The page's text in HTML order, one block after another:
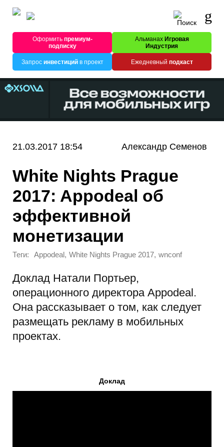
Оформитьпремиум-
подписку
Альманах Игровая
Индустрия
Запрос инвестицийв проект Ежедневный подкаст
21.03.2017 18:54 Александр Семенов
White Nights Prague
2017: Appodeal об
эффективной
монетизации
Теги: Appodeal, White Nights Prague 2017, wnconf
Доклад Натали Портьер,
операционного директора Appodeal.
Она рассказывает о том, как следует
размещать рекламу в мобильных
проектах.
Доклад